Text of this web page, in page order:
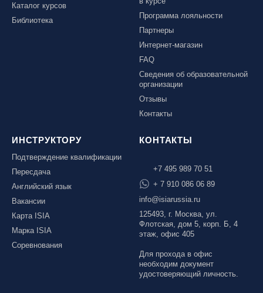
Каталог курсов
Библиотека
Программа лояльности
Партнеры
Интернет-магазин
FAQ
Сведения об образовательной
организации
Отзывы
Контакты
ИНСТРУКТОРУ
Подтверждение квалификации
Пересдача
Английский язык
Вакансии
Карта ISIA
Марка ISIA
Соревнования
КОНТАКТЫ
+7 495 989 70 51
+ 7 910 086 06 89
info@isiarussia.ru
125493, г. Москва, ул.
Флотская, дом 5, корп. Б, 4
этаж, офис 405
Для прохода в офис
необходим документ
удостоверяющий личность.